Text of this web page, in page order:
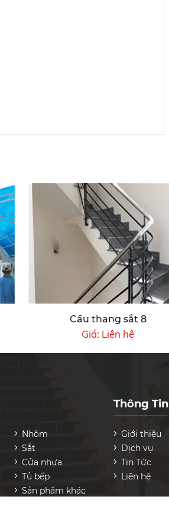
Cầu thang sắt 8
Giá: Liên hệ
Nhôm
Sắt
Cửa nhựa
Tủ bếp
Sản phẩm khác
Thông Tin
Giới thiệu
Dịch vụ
Tin Tức
Liên hệ